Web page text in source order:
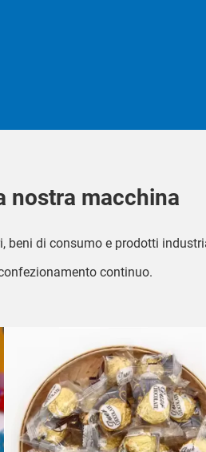
nostra macchina
di consumo e prodotti
continuo.